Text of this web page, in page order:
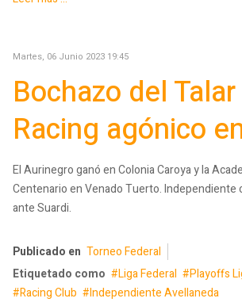
Martes, 06 Junio 2023 19:45
Bochazo del
Racing agónico
El Aurinegro ganó en Colonia Caroya y la
Centenario en Venado Tuerto. Independiente
ante Suardi.
Publicado en Torneo Federal
Etiquetado como
Liga Federal Playoffs
Racing Club
Independiente Avellaneda